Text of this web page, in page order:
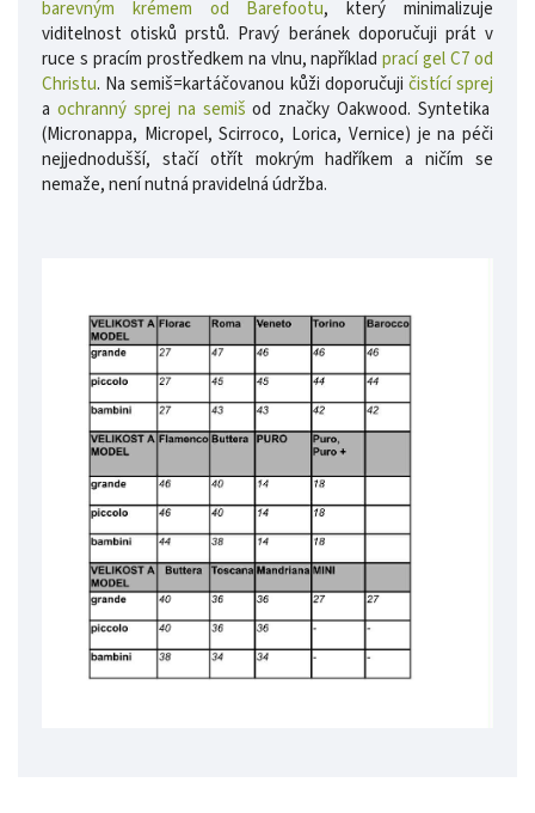
barevným krémem od Barefootu, který minimalizuje
viditelnost otisků prstů. Pravý beránek doporučuji prát v
ruce s pracím prostředkem na vlnu, napříkladprací gel C7 od
Christu. Na semiš=kartáčovanou kůži doporučuji čistící sprej
a ochranný sprej na semiš od značky Oakwood. Syntetika
(Micronappa, Micropel, Scirroco, Lorica, Vernice) je na péči
nejjednodušší, stačí otřít mokrým hadříkem a ničím se
nemaže, není nutná pravidelná údržba.